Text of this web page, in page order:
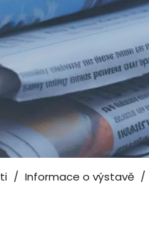
/ Informace o výstavě /